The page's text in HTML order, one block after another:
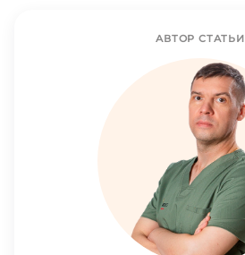
АВТОР СТАТЬИ